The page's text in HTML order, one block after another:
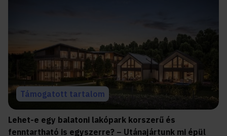
Támogatott tartalom
Lehet-e egy balatoni lakópark korszerű és
fenntartható is egyszerre? – Utánajártunk mi épül